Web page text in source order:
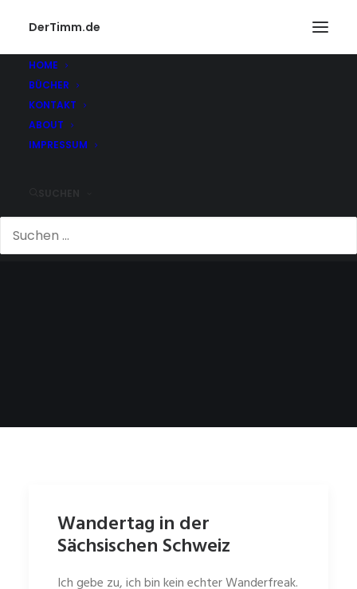
DerTimm.de
HOME
BÜCHER
KONTAKT
ABOUT
IMPRESSUM
Wandertag in der
Sächsischen Schweiz
Ich gebe zu, ich bin kein echter Wanderfreak.